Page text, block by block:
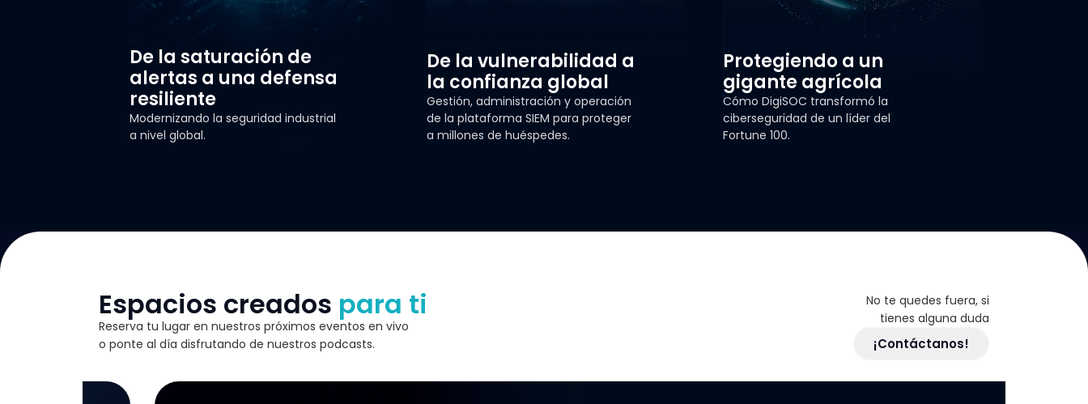
De la saturación de
alertas a una defensa
resiliente
Modernizando la seguridad industrial
a nivel global.
De la vulnerabilidad a
la confianza global
Gestión, administración y operación
de la plataforma SIEM para proteger
a millones de huéspedes.
Protegiendo a un
gigante agrícola
Cómo DigiSOC transformó la
ciberseguridad de un líder del
Fortune 100.
Espacios creados para ti
Reserva tu lugar en nuestros próximos eventos en vivo
o ponte al día disfrutando de nuestros podcasts.
No te quedes fuera, si
tienes alguna duda
¡Contáctanos!